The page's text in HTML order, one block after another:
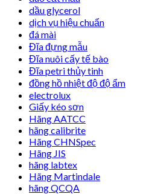
dầu glycerol
dịch vụ hiệu chuẩn
đá mài
Đĩa đựng mẫu
Đĩa nuôi cấy tế bào
Đĩa petri thủy tinh
đồng hồ nhiệt độ độ ẩm
electrolux
Giấy kéo sơn
Hãng AATCC
hãng calibrite
Hãng CHNSpec
Hãng JIS
hãng labtex
Hãng Martindale
hãng QCQA